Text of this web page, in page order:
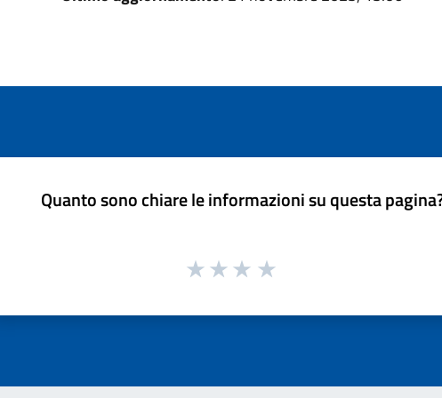
Quanto sono chiare le informazioni su questa